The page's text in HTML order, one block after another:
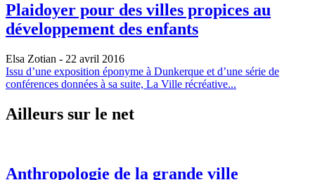
Plaidoyer pour des villes propices au
développement des enfants
Elsa Zotian - 22 avril 2016
Issu d’une exposition éponyme à Dunkerque et d’une série de
conférences données à sa suite, La Ville récréative...
Ailleurs sur le net
Anthropologie de la grande ville